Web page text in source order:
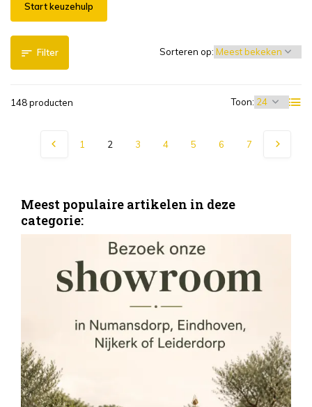
Start keuzehulp
Filter
148 producten Toon:
Sorteren op:
1 2 3 4 5 6 7
Meest populaire artikelen in deze
categorie: